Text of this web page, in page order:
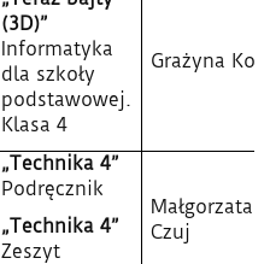
(3D)”
Informatyka
dla szkoły
podstawowej.
Klasa 4
Grażyna
„Technika 4”
Podręcznik
„Technika 4”
Zeszyt
Małgorzata
Czuj